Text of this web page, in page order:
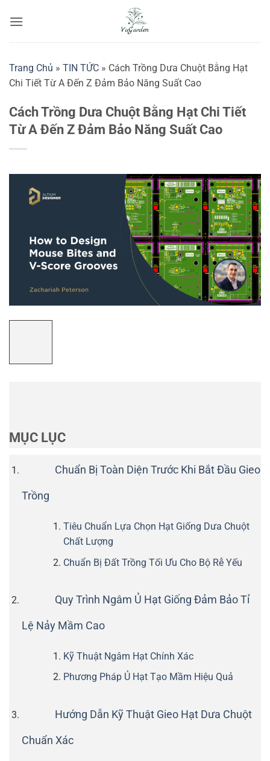
qua
Trang Chủ » TIN TỨC » Cách Trồng Dưa Chuột Bằng Hạt
Chi Tiết Từ A Đến Z Đảm Bảo Năng Suất Cao
Cách Trồng Dưa Chuột Bằng Hạt Chi Tiết
Từ A Đến Z Đảm Bảo Năng Suất Cao
MỤC LỤC
Chuẩn Bị Toàn Diện Trước Khi Bắt Đầu Gieo
Trồng
Tiêu Chuẩn Lựa Chọn Hạt Giống Dưa Chuột
Chất Lượng
Chuẩn Bị Đất Trồng Tối Ưu Cho Bộ Rễ Yếu
Quy Trình Ngâm Ủ Hạt Giống Đảm Bảo Tỉ
Lệ Nảy Mầm Cao
Kỹ Thuật Ngâm Hạt Chính Xác
Phương Pháp Ủ Hạt Tạo Mầm Hiệu Quả
Hướng Dẫn Kỹ Thuật Gieo Hạt Dưa Chuột
Chuẩn Xác